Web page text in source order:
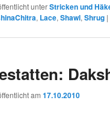
unterStricken und
, Lace, Shawl, Shrug |
am 17.10.2010